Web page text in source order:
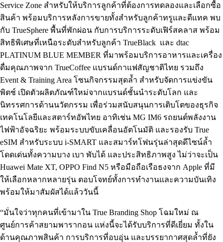
Service Zone สำหรับให้บริการลูกค้าที่ต้องการทดลองและเลือกซื้อ
สินค้า พร้อมบริการหลังการขายทั้งสำหรับลูกค้าทรูและดีแทค พบ
กับ TrueSphere พื้นที่พักผ่อน กับการบริการระดับเฟิร์สคลาส พร้อม
สิทธิพิเศษที่เหนือระดับสำหรับลูกค้า TrueBlack และ dtac
PLATINUM BLUE MEMBER ที่มาพร้อมบริการอาหารและเครื่อง
ดื่มคุณภาพจาก TrueCoffee แบรนด์กาแฟสัญชาติไทย รวมถึง
Event & Training Area โซนกิจกรรมสุดล้ำ สำหรับจัดการแข่งขัน
พิตช์ เปิดตัวผลิตภัณฑ์ใหม่จากแบรนด์ชั้นนำระดับโลก และ
นิทรรศการด้านนวัตกรรม เพื่อร่วมสนับสนุนการเติบโตของธุรกิจ
เทคโนโลยีและสตาร์ทอัพไทย อาทิเช่น MG IM6 รถยนต์พลังงาน
ไฟฟ้าอัจฉริยะ พร้อมระบบขับเคลื่อนอัตโนมัติ และรองรับ True
eSIM สำหรับระบบ i-SMART และสมาร์ทโฟนรุ่นล่าสุดดีไซน์ล้ำ
โดดเด่นทั้งความบาง เบา พับได้ และประสิทธิภาพสูง ไม่ว่าจะเป็น
Huawei Mate XT, OPPO Find N5 หรือมือถือเรือธงจาก Apple ที่มี
ให้เลือกหลากหลายรุ่น ตอบโจทย์ทั้งการทำงานและความบันเทิง
พร้อมให้มาสัมผัสได้แล้ววันนี้
“มั่นใจว่าทุกคนที่เข้ามาใน True Branding Shop โฉมใหม่ ณ
ศูนย์การค้าสยามพารากอน แห่งนี้จะได้รับบริการที่ดีเยี่ยม ทั้งใน
ด้านคุณภาพสินค้า การบริการที่อบอุ่น และบรรยากาศสุดล้ำที่ยัง